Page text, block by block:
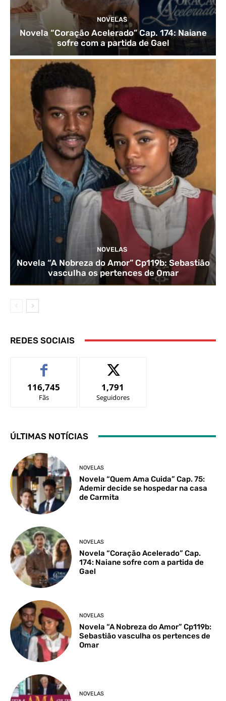
NOVELAS
Novela “Coração Acelerado” Cap. 174: Naiane
sofre com a partida de Gael
NOVELAS
Novela “A Nobreza do Amor” Cp119b: Sebastião
vasculha os pertences de Omar
REDES SOCIAIS
116,745
Fãs
1,791
Seguidores
ÚLTIMAS NOTÍCIAS
NOVELAS
Novela “Quem Ama Cuida” Cap. 75:
Ademir decide se hospedar na casa
de Carmita
NOVELAS
Novela “Coração Acelerado” Cap.
174: Naiane sofre com a partida de
Gael
NOVELAS
Novela “A Nobreza do Amor” Cp119b:
Sebastião vasculha os pertences de
Omar
NOVELAS